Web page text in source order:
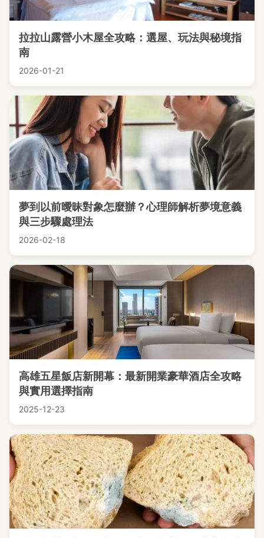
拉拉山露營小木屋全攻略：選屋、玩法與秘境指
南
2026-01-21
夢到以前曖昧對象怎麼辦？心理師解析夢境意義
與三步驟處理法
2026-02-18
高雄五星飯店新開幕：最新開業豪華酒店全攻略
與實用選擇指南
2025-12-23